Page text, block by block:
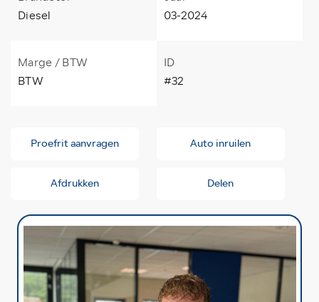
Diesel
03-2024
Marge / BTW
BTW
ID
#32
Proefrit aanvragen Auto inruilen
Afdrukken Delen